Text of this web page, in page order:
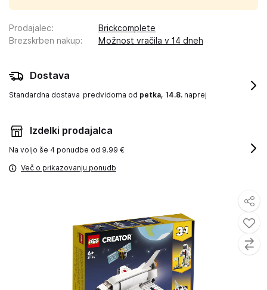
Prodajalec:
Brickcomplete
Brezskrben nakup: Možnost vračila v 14 dneh
Dostava
Standardna dostava predvidoma od petka, 14.8. naprej
Izdelki prodajalca
Na voljo še 4 ponudbe od 9.99 €
Več o prikazovanju ponudb